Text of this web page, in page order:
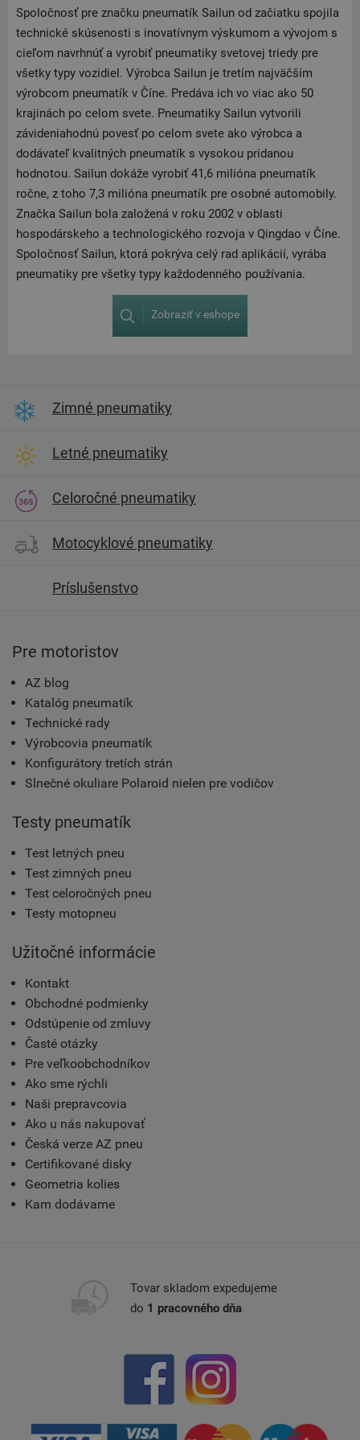
Spoločnosť pre značku pneumatík Sailun od začiatku spojila
technické skúsenosti s inovatívnym výskumom a vývojom s
cieľom navrhnúť a vyrobiť pneumatiky svetovej triedy pre
všetky typy vozidiel. Výrobca Sailun je tretím najväčším
výrobcom pneumatík v Číne. Predáva ich vo viac ako 50
krajinách po celom svete. Pneumatiky Sailun vytvorili
závideniahodnú povesť po celom svete ako výrobca a
dodávateľ kvalitných pneumatík s vysokou pridanou
hodnotou. Sailun dokáže vyrobiť 41,6 milióna pneumatík
ročne, z toho 7,3 milióna pneumatík pre osobné automobily.
Značka Sailun bola založená v roku 2002 v oblasti
hospodárskeho a technologického rozvoja v Qingdao v Číne.
Spoločnosť Sailun, ktorá pokrýva celý rad aplikácií, vyrába
pneumatiky pre všetky typy každodenného používania.
Zobraziť v eshope
Zimné pneumatiky
Letné pneumatiky
Celoročné pneumatiky
Motocyklové pneumatiky
Príslušenstvo
Pre motoristov
AZ blog
Katalóg pneumatík
Technické rady
Výrobcovia pneumatík
Konfigurátory tretích strán
Slnečné okuliare Polaroid nielen pre vodičov
Testy pneumatík
Test letných pneu
Test zimných pneu
Test celoročných pneu
Testy motopneu
Užitočné informácie
Kontakt
Obchodné podmienky
Odstúpenie od zmluvy
Časté otázky
Pre veľkoobchodníkov
Ako sme rýchli
Naši prepravcovia
Ako u nás nakupovať
Česká verze AZ pneu
Certifikované disky
Geometria kolies
Kam dodávame
Tovar skladom expedujeme
do 1 pracovného dňa